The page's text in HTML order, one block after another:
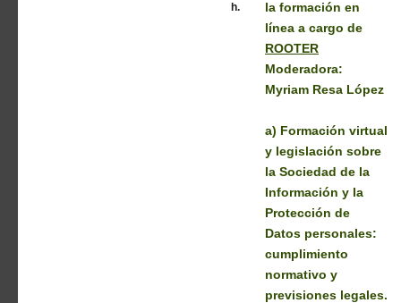
h.
la formación en
línea a cargo de
ROOTER
Moderadora:
Myriam Resa López
a) Formación virtual
y legislación sobre
la Sociedad de la
Información y la
Protección de
Datos personales:
cumplimiento
normativo y
previsiones legales.